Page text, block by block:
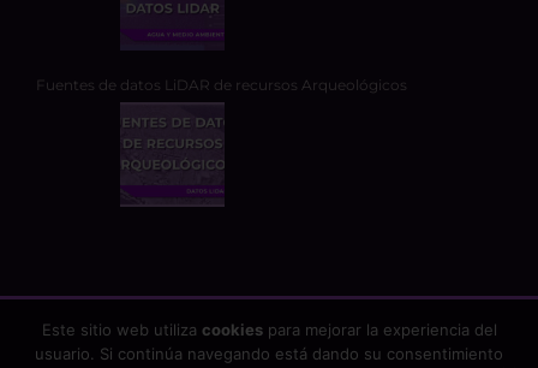
Fuentes de datos LiDAR de recursos Arqueológicos
Este sitio web utiliza cookiespara mejorar la experiencia del
usuario. Si continúa navegando está dando su consentimiento